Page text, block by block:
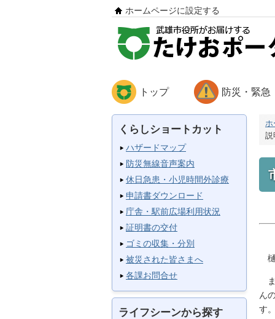
ホームページに設定する
トップ 防災・緊急
くらしショートカット
ハザードマップ
防災無線音声案内
休日急患・小児時間外診療
申請書ダウンロード
庁舎・駅前広場利用状況
証明書の交付
ゴミの収集・分別
被災された皆さまへ
各課お問合せ
ライフシーンから探す
ホ
説
樋
ま
ん
す